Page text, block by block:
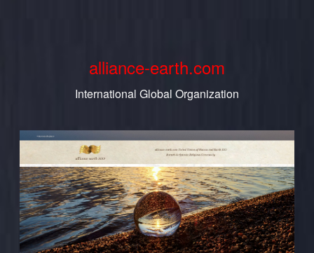
alliance-earth.com
International Global Organization